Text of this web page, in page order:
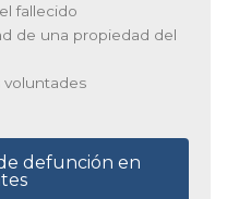
fallecido
de una propiedad del
voluntades
defunción en